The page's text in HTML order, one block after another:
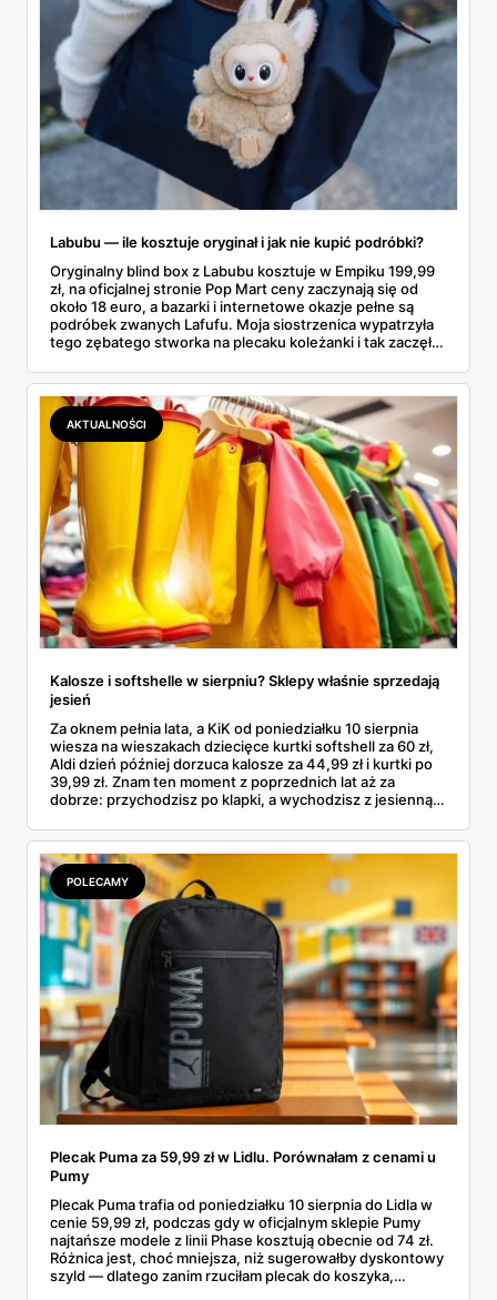
Labubu — ile kosztuje oryginał i jak nie kupić podróbki?
Oryginalny blind box z Labubu kosztuje w Empiku 199,99
zł, na oficjalnej stronie Pop Mart ceny zaczynają się od
około 18 euro, a bazarki i internetowe okazje pełne są
podróbek zwanych Lafufu. Moja siostrzenica wypatrzyła
tego zębatego stworka na plecaku koleżanki i tak zaczęło
kosztuje i po czym poznać, że sprzedawca nie wciska nam
podróbki. Spisałam wszystko, czego się dowiedziałam —
łącznie z jedną wpadką, o której za chwilę.
AKTUALNOŚCI
Kalosze i softshelle w sierpniu? Sklepy właśnie sprzedają
jesień
Za oknem pełnia lata, a KiK od poniedziałku 10 sierpnia
wiesza na wieszakach dziecięce kurtki softshell za 60 zł,
Aldi dzień później dorzuca kalosze za 44,99 zł i kurtki po
39,99 zł. Znam ten moment z poprzednich lat aż za
dobrze: przychodzisz po klapki, a wychodzisz z jesienną
pojawi się w gazetkach w przyszłym tygodniu i czy jest
sens kupować jesień, zanim skończą się wakacje.
POLECAMY
Plecak Puma za 59,99 zł w Lidlu. Porównałam z cenami u
Pumy
Plecak Puma trafia od poniedziałku 10 sierpnia do Lidla w
cenie 59,99 zł, podczas gdy w oficjalnym sklepie Pumy
najtańsze modele z linii Phase kosztują obecnie od 74 zł.
Różnica jest, choć mniejsza, niż sugerowałby dyskontowy
szyld — dlatego zanim rzuciłam plecak do koszyka,